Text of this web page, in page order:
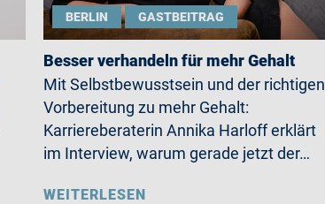
BERLIN GASTBEITRAG
Besser verhandeln für mehr Gehalt
Mit Selbstbewusstsein und der richtigen
Vorbereitung zu mehr Gehalt:
Karriereberaterin Annika Harloff erklärt
im Interview, warum gerade jetzt der…
WEITERLESEN